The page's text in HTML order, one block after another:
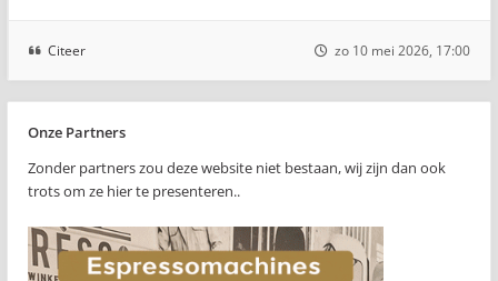
Citeer zo 10 mei 2026, 17:00
Onze Partners
Zonder partners zou deze website niet bestaan, wij zijn dan ook
trots om ze hier te presenteren..